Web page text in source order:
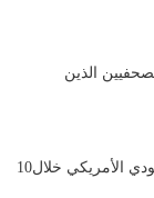
الذين
عين الإنسانية: ضحايا العدوان السعودي الأمريكي خلال10